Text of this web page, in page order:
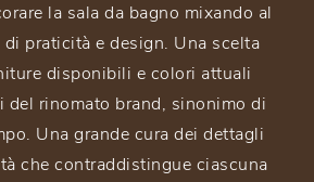
la sala da bagno mixando al
praticità e design. Una scelta
disponibili e colori attuali
rinomato brand, sinonimo di
Una grande cura dei dettagli
che contraddistingue ciascuna